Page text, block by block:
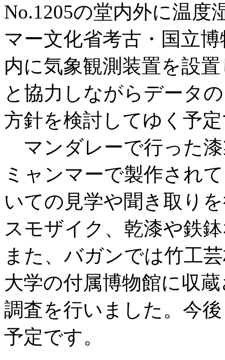
No.1205の堂内外に温度
マー文化省考古・国立
内に気象観測装置を設
と協力しながらデータ
方針を検討してゆく予
マンダレーで行った
ミャンマーで製作され
いての見学や聞き取り
スモザイク、乾漆や鉄
また、バガンでは竹工
大学の付属博物館に収
調査を行いました。今
予定です。